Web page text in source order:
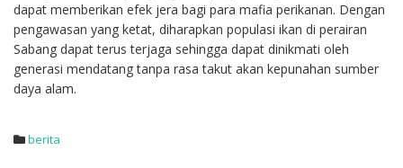
dapat memberikan efek jera bagi para mafia perikanan. Dengan
pengawasan yang ketat, diharapkan populasi ikan di perairan
Sabang dapat terus terjaga sehingga dapat dinikmati oleh
generasi mendatang tanpa rasa takut akan kepunahan sumber
daya alam.
berita